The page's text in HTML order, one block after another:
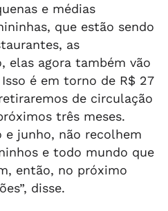
e médias
que estão sendo
as
elas agora também vão
é em torno de R$ 27
de circulação
três meses.
e junho, não recolhem
e todo mundo que
então, no próximo
disse.